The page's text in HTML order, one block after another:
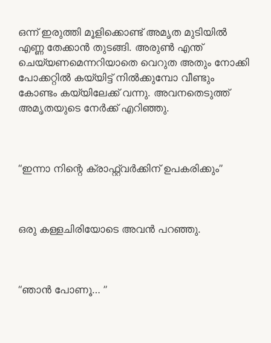
ഒന്ന് ഇരുത്തി മൂളിക്കൊണ്ട് അമൃത മുടിയിൽ
എണ്ണ തേക്കാൻ തുടങ്ങി. അരുൺ എന്ത്
ചെയ്യണമെന്നറിയാതെ വെറുത അതും നോക്കി
പോക്കറ്റിൽ കയ്യിട്ട് നിൽക്കുമ്പോ വീണ്ടും
കോണ്ടം കയ്യിലേക്ക് വന്നു. അവനതെടുത്ത്
അമൃതയുടെ നേർക്ക് എറിഞ്ഞു.
“ഇന്നാ നിന്റെ ക്രാഫ്റ്റ്‌വർക്കിന് ഉപകരിക്കും”
ഒരു കള്ളചിരിയോടെ അവൻ പറഞ്ഞു.
“ഞാൻ പോണൂ… ”